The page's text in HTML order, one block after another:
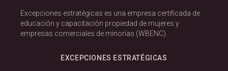
Excepciones estratégicas es una empresa certificada de
educación y capacitación propiedad de mujeres y
empresas comerciales de minorías (WBENC).
EXCEPCIONES ESTRATÉGICAS